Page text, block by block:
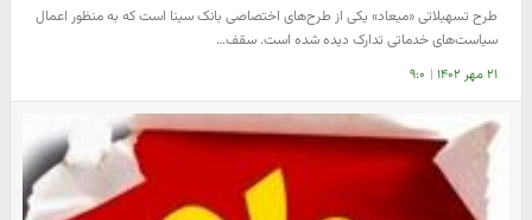
طرح تسهیلاتی «میعاد» یکی از طرح‌های اختصاصی بانک سینا است که به منظور اعمال
سیاست‌های خدماتی تدارک دیده شده است. سقف…
۲۱ مهر ۱۴۰۲ | ۹:۰